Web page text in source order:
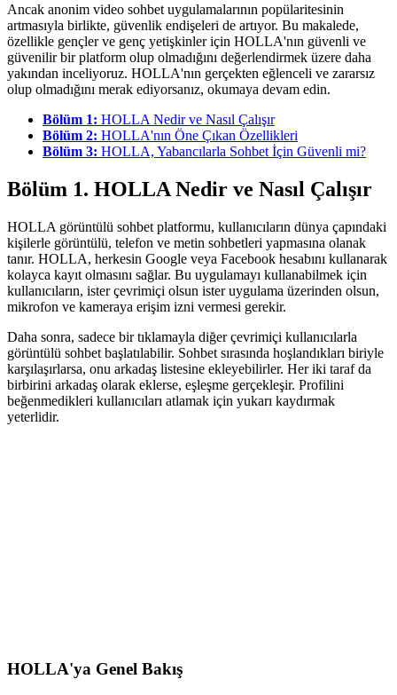
Ancak anonim video sohbet uygulamalarının popülaritesinin
artmasıyla birlikte, güvenlik endişeleri de artıyor. Bu makalede,
özellikle gençler ve genç yetişkinler için HOLLA'nın güvenli ve
güvenilir bir platform olup olmadığını değerlendirmek üzere daha
yakından inceliyoruz. HOLLA'nın gerçekten eğlenceli ve zararsız
olup olmadığını merak ediyorsanız, okumaya devam edin.
Bölüm 1: HOLLA Nedir ve Nasıl Çalışır
Bölüm 2: HOLLA'nın Öne Çıkan Özellikleri
Bölüm 3: HOLLA, Yabancılarla Sohbet İçin Güvenli mi?
Bölüm 1. HOLLA Nedir ve Nasıl Çalışır
HOLLA görüntülü sohbet platformu, kullanıcıların dünya çapındaki
kişilerle görüntülü, telefon ve metin sohbetleri yapmasına olanak
tanır. HOLLA, herkesin Google veya Facebook hesabını kullanarak
kolayca kayıt olmasını sağlar. Bu uygulamayı kullanabilmek için
kullanıcıların, ister çevrimiçi olsun ister uygulama üzerinden olsun,
mikrofon ve kameraya erişim izni vermesi gerekir.
Daha sonra, sadece bir tıklamayla diğer çevrimiçi kullanıcılarla
görüntülü sohbet başlatılabilir. Sohbet sırasında hoşlandıkları biriyle
karşılaşırlarsa, onu arkadaş listesine ekleyebilirler. Her iki taraf da
birbirini arkadaş olarak eklerse, eşleşme gerçekleşir. Profilini
beğenmedikleri kullanıcıları atlamak için yukarı kaydırmak
yeterlidir.
HOLLA'ya Genel Bakış